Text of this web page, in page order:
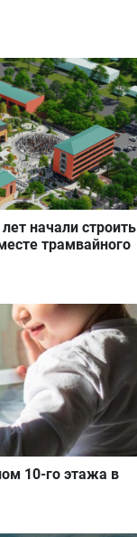
начали строить
трамвайного
10-го этажа в